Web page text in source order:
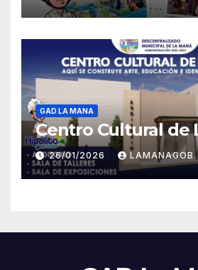
GAD LA MANA
Centro Cultural de
26/01/2026 LAMANAGOB